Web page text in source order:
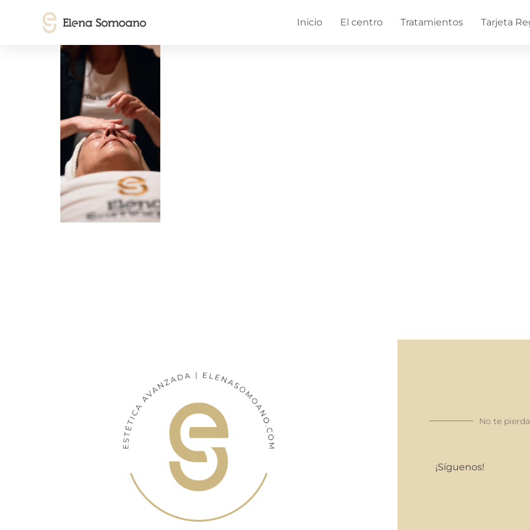
Inicio El centro Tratamientos Tarjeta
No te
¡Síguenos!